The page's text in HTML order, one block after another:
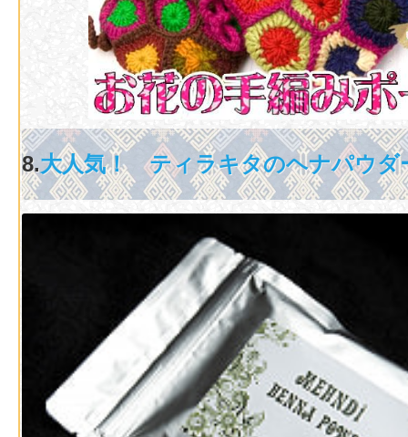
8.大人気！ ティラキタのヘナパウダ